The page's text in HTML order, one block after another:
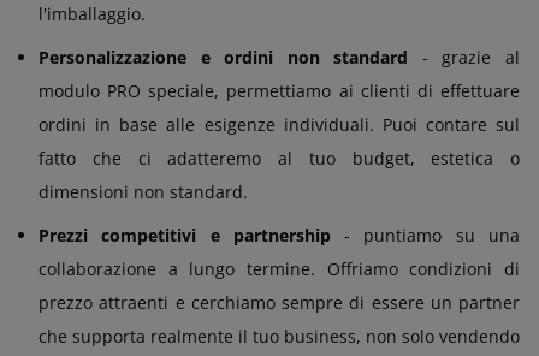
l'imballaggio.
Personalizzazione e ordini non standard - grazie al
modulo PRO speciale, permettiamo ai clienti di effettuare
ordini in base alle esigenze individuali. Puoi contare sul
fatto che ci adatteremo al tuo budget, estetica o
dimensioni non standard.
Prezzi competitivi e partnership - puntiamo su una
collaborazione a lungo termine. Offriamo condizioni di
prezzo attraenti e cerchiamo sempre di essere un partner
che supporta realmente il tuo business, non solo vendendo